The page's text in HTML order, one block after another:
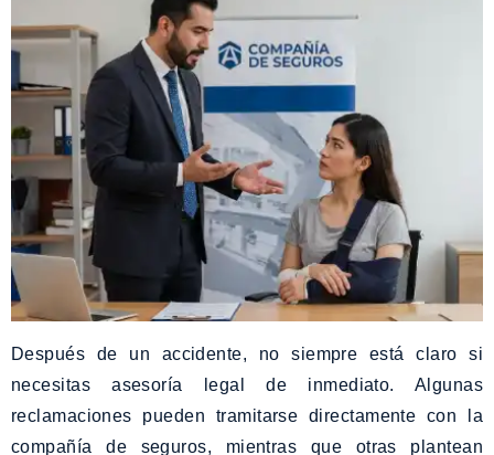
Después de un accidente, no siempre está claro si
necesitas asesoría legal de inmediato. Algunas
reclamaciones pueden tramitarse directamente con la
compañía de seguros, mientras que otras plantean